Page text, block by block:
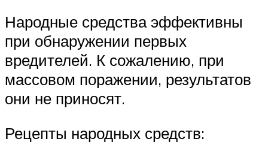
Народные средства эффективны
при обнаружении первых
вредителей. К сожалению, при
массовом поражении, результатов
они не приносят.
Рецепты народных средств: